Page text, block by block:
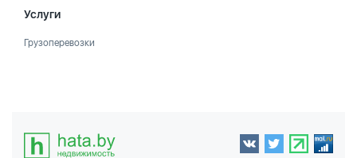
Услуги
Грузоперевозки